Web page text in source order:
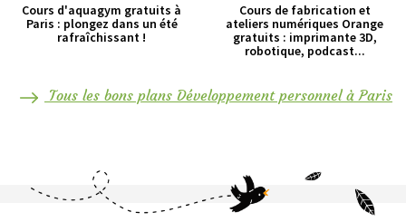
Cours d'aquagym gratuits à
Paris : plongez dans un été
rafraîchissant !
Cours de fabrication et
ateliers numériques Orange
gratuits : imprimante 3D,
robotique, podcast...
Tous les bons plans Développement personnel à Paris